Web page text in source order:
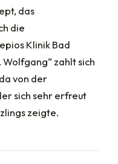
das
die
Klinik Bad
Wolfgang“ zahlt sich
von der
sich sehr erfreut
zeigte.